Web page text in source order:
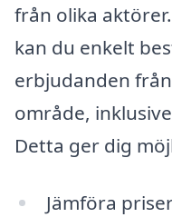
från olika
kan du enkelt
erbjudanden
område,
Detta ger dig
Jämföra